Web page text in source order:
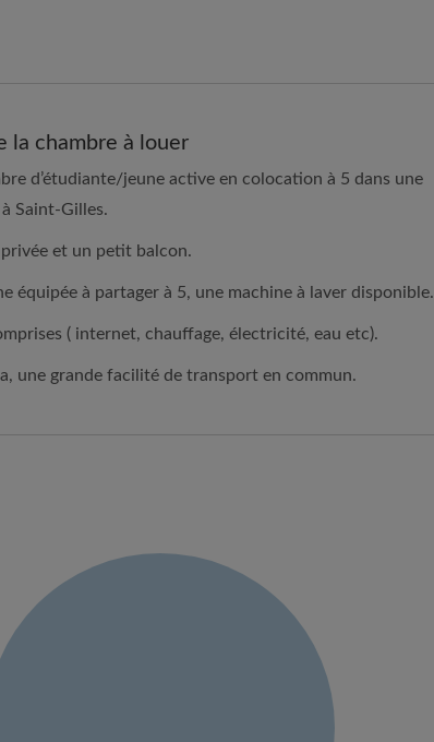
la chambre à louer
d’étudiante/jeune active en colocation à 5 dans une
Saint-Gilles.
et un petit balcon.
équipée à partager à 5, une machine à laver disponible.
( internet, chauffage, électricité, eau etc).
une grande facilité de transport en commun.